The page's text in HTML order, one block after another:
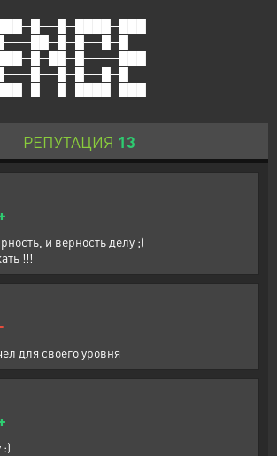
РЕПУТАЦИЯ 13
и верность делу ;)
!!!
для своего уровня
:)